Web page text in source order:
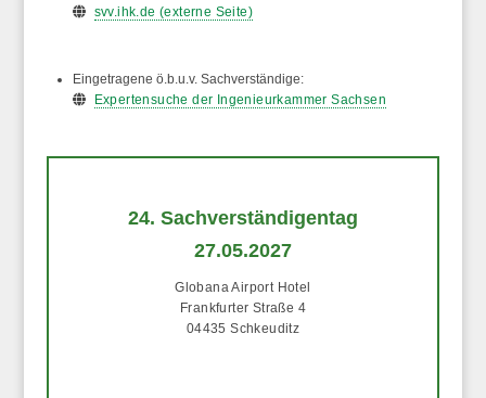
svv.ihk.de (externe Seite)
Eingetragene ö.b.u.v. Sachverständige:
Expertensuche der Ingenieurkammer Sachsen
24. Sachverständigentag
27.05.2027
Globana Airport Hotel
Frankfurter Straße 4
04435 Schkeuditz